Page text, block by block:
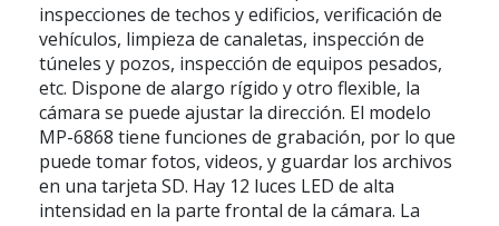
inspecciones de techos y edificios, verificación de
vehículos, limpieza de canaletas, inspección de
túneles y pozos, inspección de equipos pesados,
etc. Dispone de alargo rígido y otro flexible, la
cámara se puede ajustar la dirección. El modelo
MP-6868 tiene funciones de grabación, por lo que
puede tomar fotos, videos, y guardar los archivos
en una tarjeta SD. Hay 12 luces LED de alta
intensidad en la parte frontal de la cámara. La